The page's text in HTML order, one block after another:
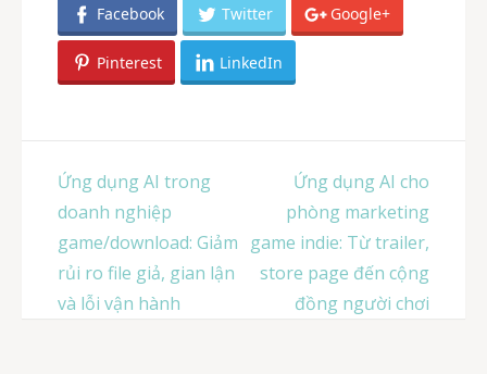
Facebook Twitter Google+
Pinterest LinkedIn
Post
navigation
Ứng dụng AI trong
doanh nghiệp
game/download: Giảm
rủi ro file giả, gian lận
và lỗi vận hành
Ứng dụng AI cho
phòng marketing
game indie: Từ trailer,
store page đến cộng
đồng người chơi